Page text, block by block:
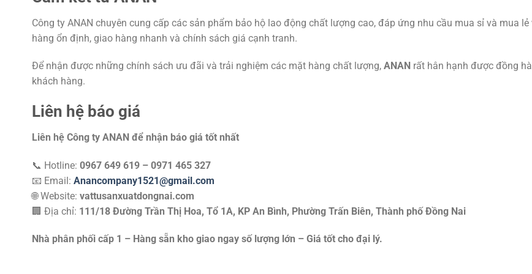
Công ty ANAN chuyên cung cấp các sản phẩm bảo hộ lao động chất lượng cao, đáp ứng nhu cầu mua sỉ và mua lẻ
hàng ổn định, giao hàng nhanh và chính sách giá cạnh tranh.
Để nhận được những chính sách ưu đãi và trải nghiệm các mặt hàng chất lượng, ANAN rất hân hạnh được đồng
khách hàng.
Liên hệ báo giá
Liên hệ Công ty ANAN để nhận báo giá tốt nhất
📞 Hotline: 0967 649 619 – 0971 465 327
📧 Email: Anancompany1521@gmail.com
🌐 Website: vattusanxuatdongnai.com
🏢 Địa chỉ: 111/18 Đường Trần Thị Hoa, Tổ 1A, KP An Bình, Phường Trấn Biên, Thành phố Đồng Nai
Nhà phân phối cấp 1 – Hàng sẵn kho giao ngay số lượng lớn – Giá tốt cho đại lý.